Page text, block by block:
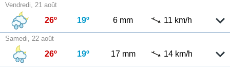
Vendredi, 21 août
26º 19º 6 mm 11 km/h
Samedi, 22 août
26º 19º 17 mm 14 km/h